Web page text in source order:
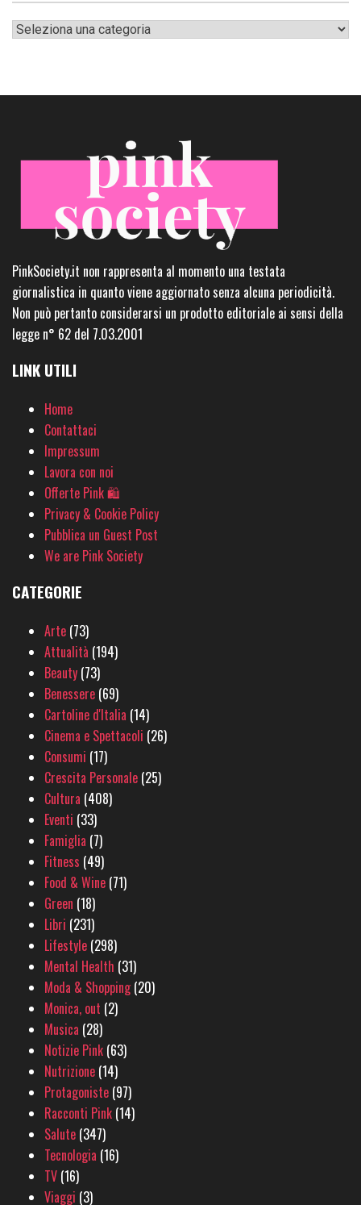
Categorie
PinkSociety.it non rappresenta al momento una testata
giornalistica in quanto viene aggiornato senza alcuna periodicità.
Non può pertanto considerarsi un prodotto editoriale ai sensi della
legge n° 62 del 7.03.2001
LINK UTILI
Home
Contattaci
Impressum
Lavora con noi
Offerte Pink 🛍
Privacy & Cookie Policy
Pubblica un Guest Post
We are Pink Society
CATEGORIE
Arte (73)
Attualità (194)
Beauty (73)
Benessere (69)
Cartoline d'Italia (14)
Cinema e Spettacoli (26)
Consumi (17)
Crescita Personale (25)
Cultura (408)
Eventi (33)
Famiglia (7)
Fitness (49)
Food & Wine (71)
Green (18)
Libri (231)
Lifestyle (298)
Mental Health (31)
Moda & Shopping(20)
Monica, out (2)
Musica (28)
Notizie Pink (63)
Nutrizione (14)
Protagoniste (97)
Racconti Pink (14)
Salute (347)
Tecnologia (16)
TV (16)
Viaggi (3)